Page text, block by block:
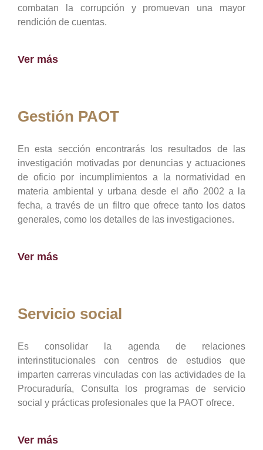
combatan la corrupción y promuevan una mayor
rendición de cuentas.
Ver más
Gestión PAOT
En esta sección encontrarás los resultados de las
investigación motivadas por denuncias y actuaciones
de oficio por incumplimientos a la normatividad en
materia ambiental y urbana desde el año 2002 a la
fecha, a través de un filtro que ofrece tanto los datos
generales, como los detalles de las investigaciones.
Ver más
Servicio social
Es consolidar la agenda de relaciones
interinstitucionales con centros de estudios que
imparten carreras vinculadas con las actividades de la
Procuraduría, Consulta los programas de servicio
social y prácticas profesionales que la PAOT ofrece.
Ver más